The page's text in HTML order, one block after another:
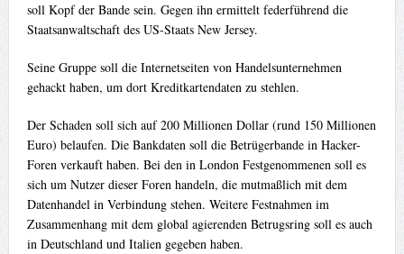
soll Kopf der Bande sein. Gegen ihn ermittelt federführend die
Staatsanwaltschaft des US-Staats New Jersey.
Seine Gruppe soll die Internetseiten von Handelsunternehmen
gehackt haben, um dort Kreditkartendaten zu stehlen.
Der Schaden soll sich auf 200 Millionen Dollar (rund 150 Millionen
Euro) belaufen. Die Bankdaten soll die Betrügerbande in Hacker-
Foren verkauft haben. Bei den in London Festgenommenen soll es
sich um Nutzer dieser Foren handeln, die mutmaßlich mit dem
Datenhandel in Verbindung stehen. Weitere Festnahmen im
Zusammenhang mit dem global agierenden Betrugsring soll es auch
in Deutschland und Italien gegeben haben.